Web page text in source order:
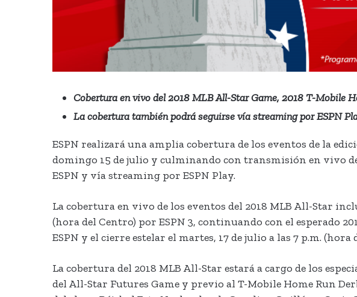
Cobertura en vivo del 2018 MLB All-Star Game, 2018 T-Mobile
La cobertura también podrá seguirse vía streaming por ESPN
ESPN realizará una amplia cobertura de los eventos de la
domingo 15 de julio y culminando con transmisión en vivo
ESPN y vía streaming por ESPN Play.
La cobertura en vivo de los eventos del 2018 MLB All-Star
(hora del Centro) por ESPN 3, continuando con el esperado
ESPN y el cierre estelar el martes, 17 de julio a las 7 p.m.
La cobertura del 2018 MLB All-Star estará a cargo de los
del All-Star Futures Game y previo al T-Mobile Home Run